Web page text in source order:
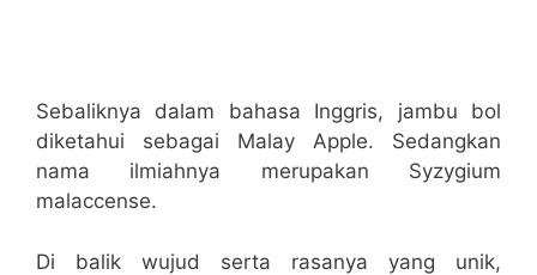
Sebaliknya dalam bahasa Inggris, jambu bol
diketahui sebagai Malay Apple. Sedangkan
nama ilmiahnya merupakan Syzygium
malaccense.
Di balik wujud serta rasanya yang unik,